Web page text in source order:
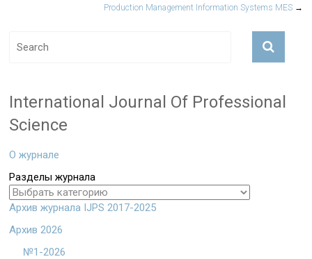
Production Management Information Systems MES →
International Journal Of Professional
Science
О журнале
Разделы журнала
Архив журнала IJPS 2017-2025
Архив 2026
№1-2026